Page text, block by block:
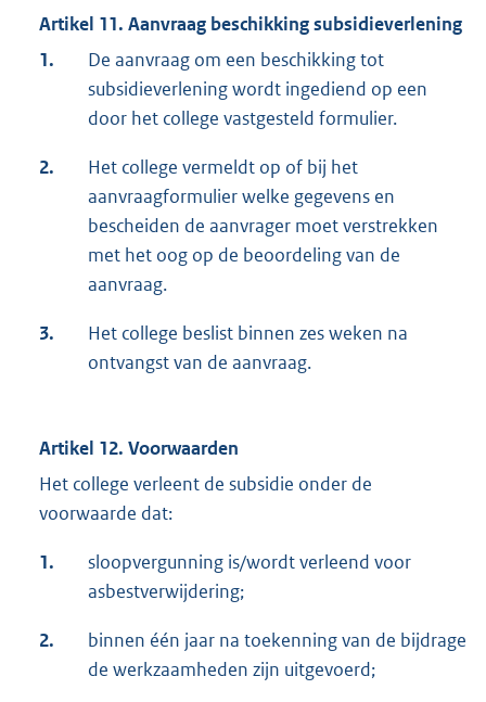
Artikel 11. Aanvraag beschikking subsidieverlening
1.
De aanvraag om een beschikking tot
subsidieverlening wordt ingediend op een
door het college vastgesteld formulier.
2.
Het college vermeldt op of bij het
aanvraagformulier welke gegevens en
bescheiden de aanvrager moet verstrekken
met het oog op de beoordeling van de
aanvraag.
3.
Het college beslist binnen zes weken na
ontvangst van de aanvraag.
Artikel 12. Voorwaarden
Het college verleent de subsidie onder de
voorwaarde dat:
1.
sloopvergunning is/wordt verleend voor
asbestverwijdering;
2.
binnen één jaar na toekenning van de bijdrage
de werkzaamheden zijn uitgevoerd;